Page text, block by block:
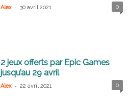
Alex - 30 avril 2021 0
2 jeux offerts par Epic Games
jusqu’au 29 avril
Alex - 22 avril 2021 0